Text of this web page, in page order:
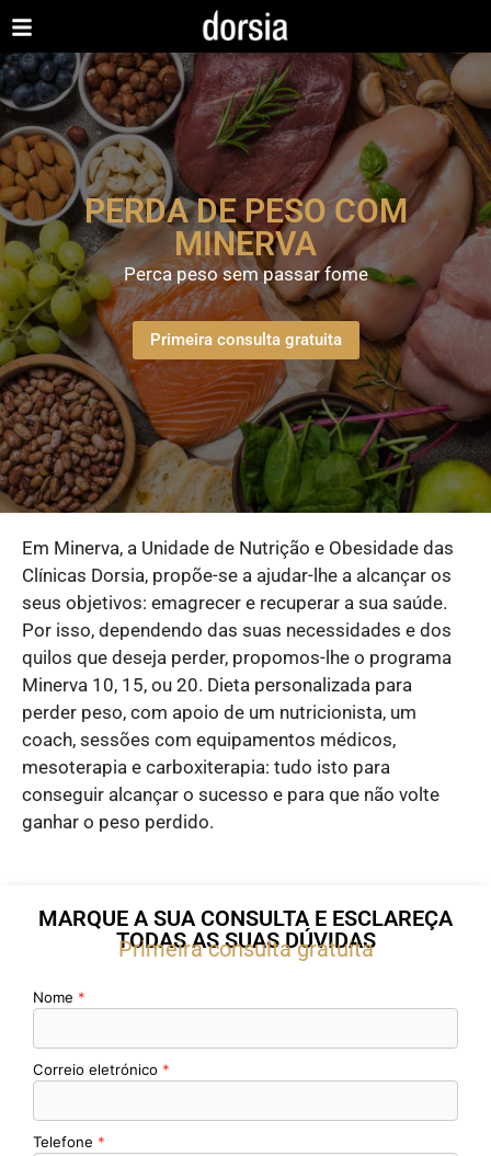
PERDA DE PESO COM
MINERVA
Perca peso sem passar fome
Primeira consulta gratuita
Em Minerva, a Unidade de Nutrição e Obesidade das
Clínicas Dorsia, propõe-se a ajudar-lhe a alcançar os
seus objetivos: emagrecer e recuperar a sua saúde.
Por isso, dependendo das suas necessidades e dos
quilos que deseja perder, propomos-lhe o programa
Minerva 10, 15, ou 20. Dieta personalizada para
perder peso, com apoio de um nutricionista, um
coach, sessões com equipamentos médicos,
mesoterapia e carboxiterapia: tudo isto para
conseguir alcançar o sucesso e para que não volte
ganhar o peso perdido.
MARQUE A SUA CONSULTA E ESCLAREÇA
TODAS AS SUAS DÚVIDAS
Primeira consulta gratuita
Nome
Correio eletrónico
Telefone